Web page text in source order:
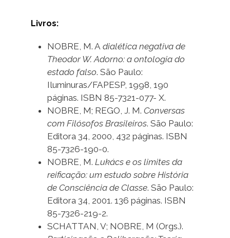
Livros:
NOBRE, M. A dialética negativa de
Theodor W. Adorno: a ontologia do
estado falso. São Paulo:
Iluminuras/FAPESP, 1998, 190
páginas. ISBN 85-7321-077- X.
NOBRE, M; REGO, J. M. Conversas
com Filósofos Brasileiros. São Paulo:
Editora 34, 2000, 432 páginas. ISBN
85-7326-190-0.
NOBRE, M. Lukács e os limites da
reificação: um estudo sobre História
de Consciência de Classe. São Paulo:
Editora 34, 2001. 136 páginas. ISBN
85-7326-219-2.
SCHATTAN, V; NOBRE, M (Orgs.).